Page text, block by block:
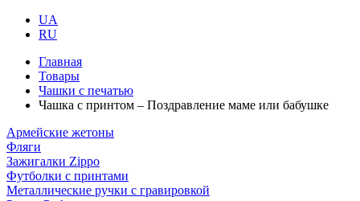
UA
RU
Главная
Товары
Чашки с печатью
Чашка с принтом – Поздравление маме или бабушке
Армейские жетоны
Фляги
Зажигалки Zippo
Футболки с принтами
Металлические ручки с гравировкой